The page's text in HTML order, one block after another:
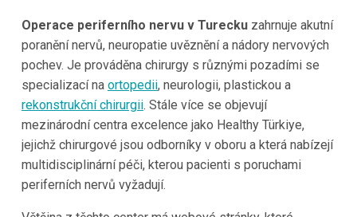
Operace periferního nervu v Tureckuzahrnuje akutní
poranění nervů, neuropatie uvěznění a nádory nervových
pochev. Je prováděna chirurgy s různými pozadími se
specializací na ortopedii, neurologii, plastickou a
rekonstrukční chirurgii. Stále více se objevují
mezinárodní centra excelence jako Healthy Türkiye,
jejichž chirurgové jsou odborníky v oboru a která nabízejí
multidisciplinární péči, kterou pacienti s poruchami
periferních nervů vyžadují.